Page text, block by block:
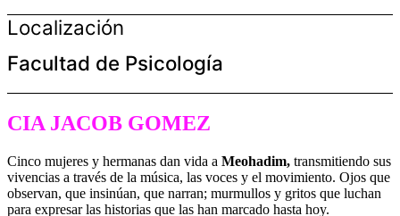
Localización
Facultad de Psicología
CIA JACOB GOMEZ
Cinco mujeres y hermanas dan vida a Meohadim, transmitiendo sus
vivencias a través de la música, las voces y el movimiento. Ojos que
observan, que insinúan, que narran; murmullos y gritos que luchan
para expresar las historias que las han marcado hasta hoy.